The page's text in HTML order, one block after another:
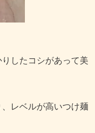
したコシがあって美
レベルが高いつけ麺